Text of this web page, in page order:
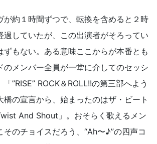
が約１時間ずつで、転換を含めると２時
過していたが、この出演者がそろってい
ずもない。ある意味ここからが本番とも
のメンバー全員が一堂に介してのセッシ
”RISE” ROCK＆ROLL!!の第三部へよう
橋の宣言から、始まったのはザ・ビート
And Shout」。おそらく歌えるメン
のチョイスだろう、“Ah〜♪”の四声コ